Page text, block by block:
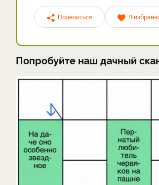
Поделиться В
Попробуйте наш дачный